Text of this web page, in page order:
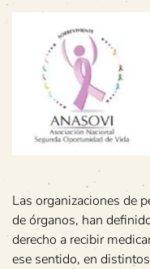
Las organizaciones de
de órganos, han
derecho a recibir
ese sentido, en